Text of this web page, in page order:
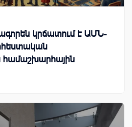
կրճատում է ԱՄՆ-
համաշխարհային